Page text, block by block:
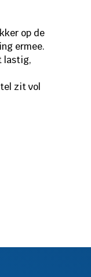
op de
ermee.
lastig,
zit vol